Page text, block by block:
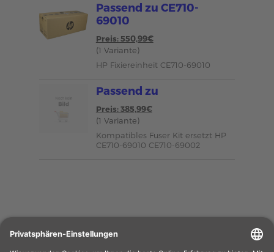
Passend zu CE710-
69010
Preis: 550,99€
(1 Variante)
HP Fixiereinheit CE710-69010
Passend zu
Preis: 385,99€
(1 Variante)
Kompatibles Fuser Kit ersetzt HP
CE710-69010 CE710-69002